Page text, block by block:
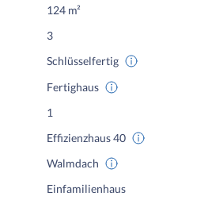
124 m²
3
Schlüsselfertig
Fertighaus
1
Effizienzhaus 40
Walmdach
Einfamilienhaus